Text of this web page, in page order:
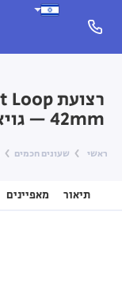
‎42mm‎ — גויאבה בהירה Bright Guava
ראשי שעונים חכמים
תיאור מאפיינים